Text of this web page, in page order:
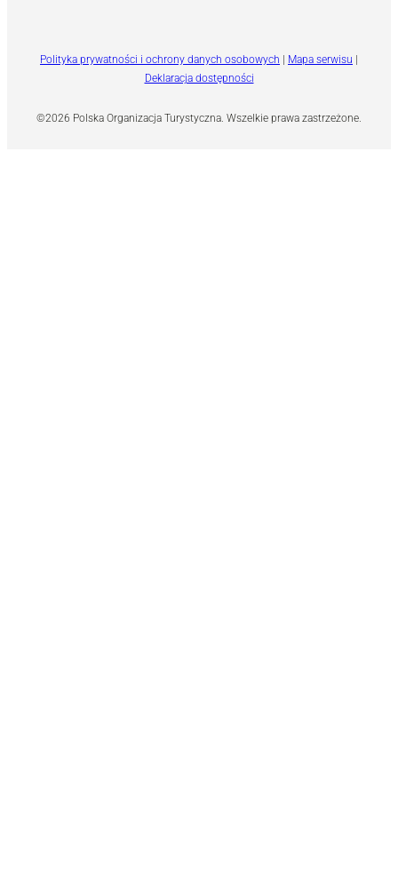
©2026 Polska Organizacja Turystyczna. Wszelkie prawa zastrzeżone.
Polityka prywatności i ochrony danych osobowych | Mapa serwisu |
Deklaracja dostępności